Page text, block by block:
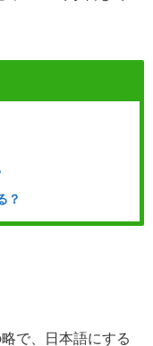
？
で、日本語にする